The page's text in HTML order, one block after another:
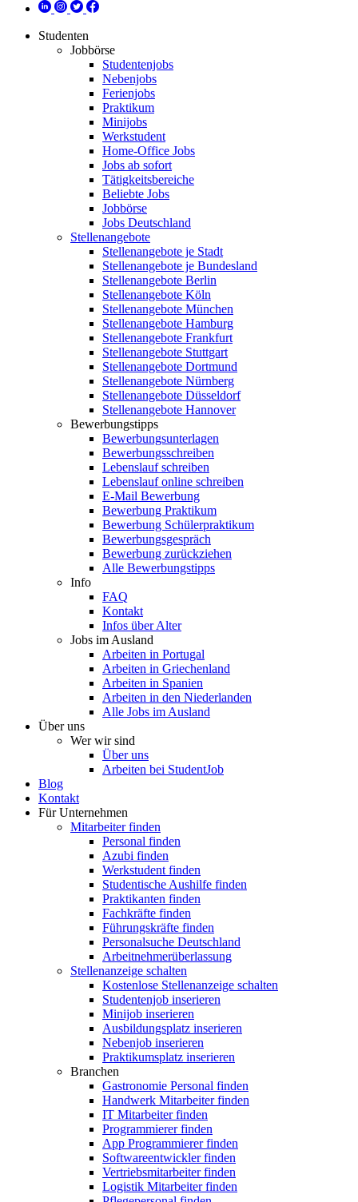
Studenten
Jobbörse
Studentenjobs
Nebenjobs
Ferienjobs
Praktikum
Minijobs
Werkstudent
Home-Office Jobs
Jobs ab sofort
Tätigkeitsbereiche
Beliebte Jobs
Jobbörse
Jobs Deutschland
Stellenangebote
Stellenangebote je Stadt
Stellenangebote je Bundesland
Stellenangebote Berlin
Stellenangebote Köln
Stellenangebote München
Stellenangebote Hamburg
Stellenangebote Frankfurt
Stellenangebote Stuttgart
Stellenangebote Dortmund
Stellenangebote Nürnberg
Stellenangebote Düsseldorf
Stellenangebote Hannover
Bewerbungstipps
Bewerbungsunterlagen
Bewerbungsschreiben
Lebenslauf schreiben
Lebenslauf online schreiben
E-Mail Bewerbung
Bewerbung Praktikum
Bewerbung Schülerpraktikum
Bewerbungsgespräch
Bewerbung zurückziehen
Alle Bewerbungstipps
Info
FAQ
Kontakt
Infos über Alter
Jobs im Ausland
Arbeiten in Portugal
Arbeiten in Griechenland
Arbeiten in Spanien
Arbeiten in den Niederlanden
Alle Jobs im Ausland
Über uns
Wer wir sind
Über uns
Arbeiten bei StudentJob
Blog
Kontakt
Für Unternehmen
Mitarbeiter finden
Personal finden
Azubi finden
Werkstudent finden
Studentische Aushilfe finden
Praktikanten finden
Fachkräfte finden
Führungskräfte finden
Personalsuche Deutschland
Arbeitnehmerüberlassung
Stellenanzeige schalten
Kostenlose Stellenanzeige schalten
Studentenjob inserieren
Minijob inserieren
Ausbildungsplatz inserieren
Nebenjob inserieren
Praktikumsplatz inserieren
Branchen
Gastronomie Personal finden
Handwerk Mitarbeiter finden
IT Mitarbeiter finden
Programmierer finden
App Programmierer finden
Softwareentwickler finden
Vertriebsmitarbeiter finden
Logistik Mitarbeiter finden